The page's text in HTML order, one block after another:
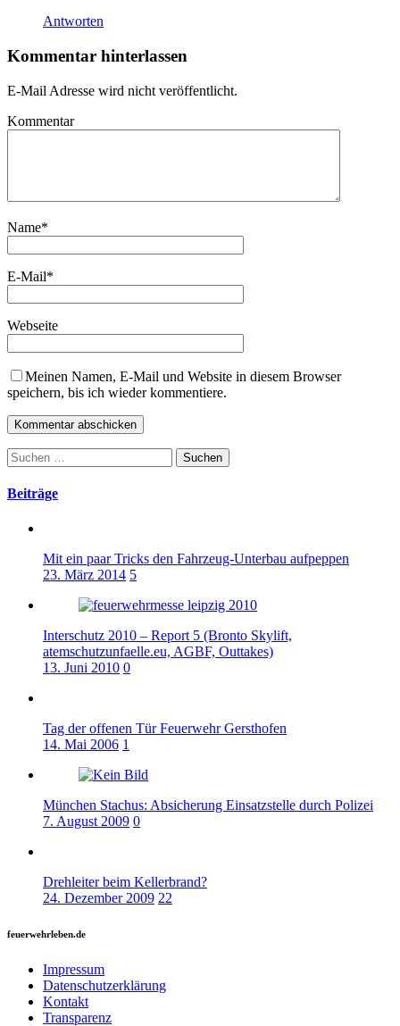
Antworten
Kommentar hinterlassen
E-Mail Adresse wird nicht veröffentlicht.
Kommentar
Name*
E-Mail*
Webseite
Meinen Namen, E-Mail und Website in diesem Browser
speichern, bis ich wieder kommentiere.
Suchen
nach:
Beiträge
Mit ein paar Tricks den Fahrzeug-Unterbau aufpeppen
23. März 2014 5
Interschutz 2010 – Report 5 (Bronto Skylift,
atemschutzunfaelle.eu, AGBF, Outtakes)
13. Juni 2010 0
Tag der offenen Tür Feuerwehr Gersthofen
14. Mai 2006 1
München Stachus: Absicherung Einsatzstelle durch Polizei
7. August 2009 0
Drehleiter beim Kellerbrand?
24. Dezember 2009 22
feuerwehrleben.de
Impressum
Datenschutzerklärung
Kontakt
Transparenz